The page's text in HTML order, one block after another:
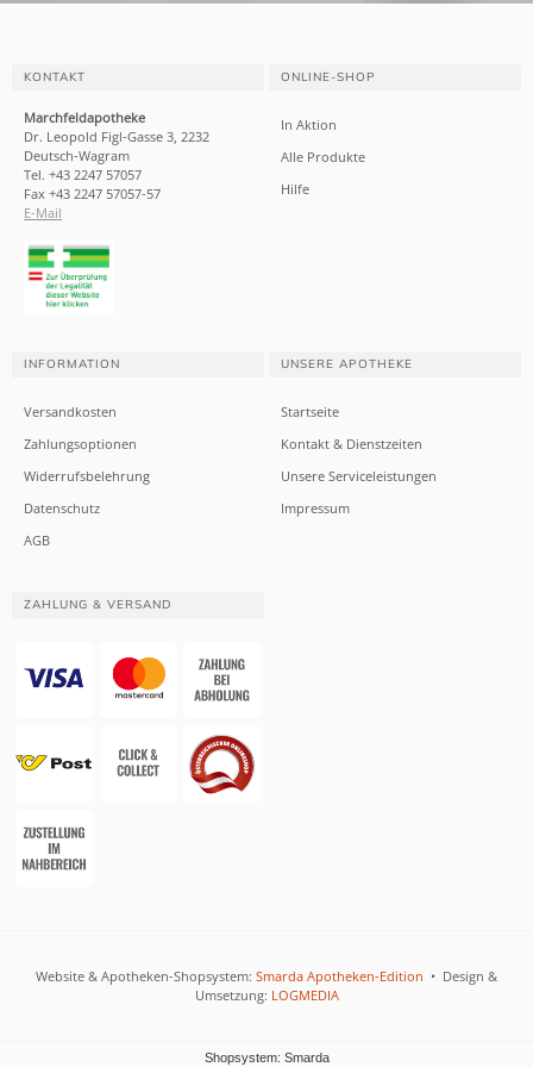
KONTAKT
Marchfeldapotheke
Dr. Leopold Figl-Gasse 3, 2232
Deutsch-Wagram
Tel. +43 2247 57057
Fax +43 2247 57057-57
E-Mail
ONLINE-SHOP
In Aktion
Alle Produkte
Hilfe
INFORMATION
Versandkosten
Zahlungsoptionen
Widerrufsbelehrung
Datenschutz
AGB
UNSERE APOTHEKE
Startseite
Kontakt & Dienstzeiten
Unsere Serviceleistungen
Impressum
ZAHLUNG & VERSAND
Website & Apotheken-Shopsystem: Smarda Apotheken-Edition • Design &
Umsetzung: LOGMEDIA
Shopsystem: Smarda